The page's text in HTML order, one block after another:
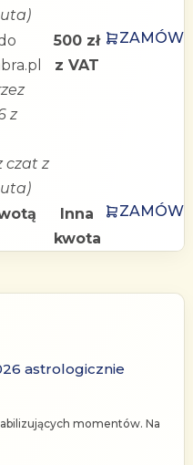
z
czat z
500 zł
z VAT
ZAMÓW
Inna
kwota
ZAMÓW
astrologicznie
momentów. Na